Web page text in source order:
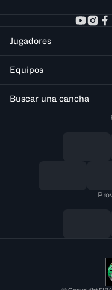
Jugadores
Equipos
Buscar una cancha